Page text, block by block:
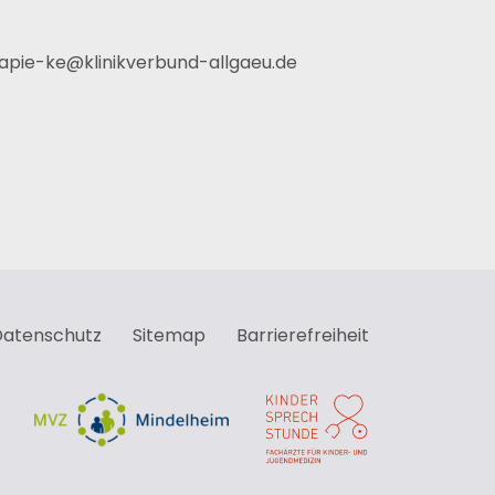
ke@klinikverbund-allgaeu.de
Sitemap Barrierefreiheit